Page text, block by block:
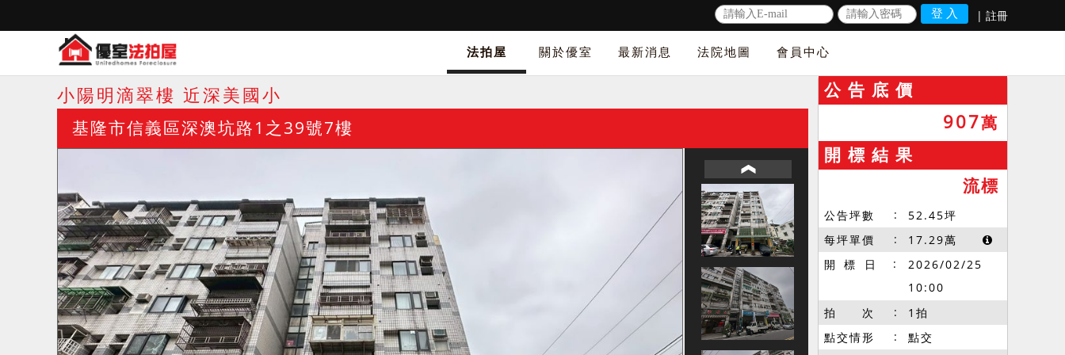
| 註冊
法拍屋 關於優室 最新消息 法院地圖 會員中心
小陽明滴翠樓 近深美國小
基隆市信義區深澳坑路1之39號7樓
公 告 底 價
907萬
開 標 結 果
流標
公告坪數 52.45坪
每坪單價
17.29萬
開 標 日
2026/02/25
10:00
拍 次
1拍
點交情形
點交